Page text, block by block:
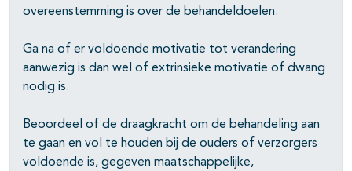
overeenstemming is over de behandeldoelen.
Ga na of er voldoende motivatie tot verandering
aanwezig is dan wel of extrinsieke motivatie of dwang
nodig is.
Beoordeel of de draagkracht om de behandeling aan
te gaan en vol te houden bij de ouders of verzorgers
voldoende is, gegeven maatschap­pelijke,